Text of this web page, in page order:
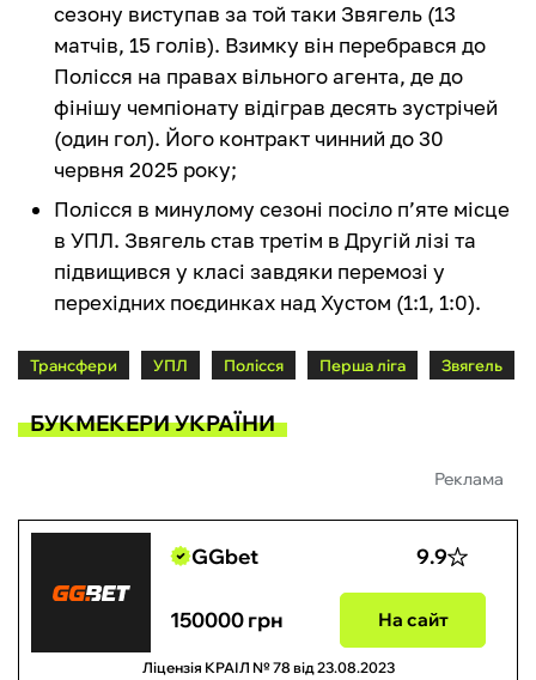
сезону виступав за той таки Звягель (13
матчів, 15 голів). Взимку він перебрався до
Полісся на правах вільного агента, де до
фінішу чемпіонату відіграв десять зустрічей
(один гол). Його контракт чинний до 30
червня 2025 року;
Полісся в минулому сезоні посіло п’яте місце
в УПЛ. Звягель став третім в Другій лізі та
підвищився у класі завдяки перемозі у
перехідних поєдинках над Хустом (1:1, 1:0).
Трансфери УПЛ Полісся Перша ліга Звягель
БУКМЕКЕРИ УКРАЇНИ
Реклама
GGbet 9.9
150000 грн На сайт
Ліцензія КРАІЛ № 78 від 23.08.2023